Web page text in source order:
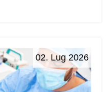
02. Lug 2026